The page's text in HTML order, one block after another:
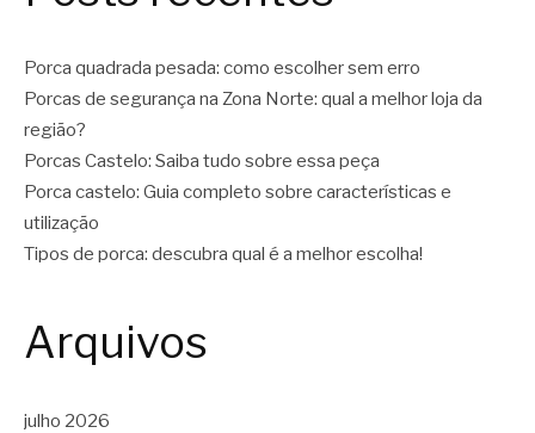
Porca quadrada pesada: como escolher sem erro
Porcas de segurança na Zona Norte: qual a melhor loja da
região?
Porcas Castelo: Saiba tudo sobre essa peça
Porca castelo: Guia completo sobre características e
utilização
Tipos de porca: descubra qual é a melhor escolha!
Arquivos
julho 2026